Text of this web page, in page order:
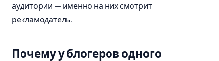
аудитории — именно на них смотрит
рекламодатель.
Почему у блогеров одного